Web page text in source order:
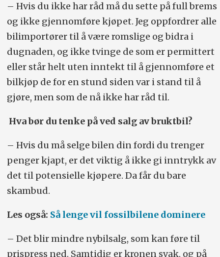
– Hvis du ikke har råd må du sette på full brems
og ikke gjennomføre kjøpet. Jeg oppfordrer alle
bilimportører til å være romslige og bidra i
dugnaden, og ikke tvinge de som er permittert
eller står helt uten inntekt til å gjennomføre et
bilkjøp de for en stund siden var i stand til å
gjøre, men som de nå ikke har råd til.
Hva bør du tenke på ved salg av bruktbil?
– Hvis du må selge bilen din fordi du trenger
penger kjapt, er det viktig å ikke gi inntrykk av
det til potensielle kjøpere. Da får du bare
skambud.
Les også: Så lenge vil fossilbilene dominere
– Det blir mindre nybilsalg, som kan føre til
prispress ned. Samtidig er kronen svak, og på